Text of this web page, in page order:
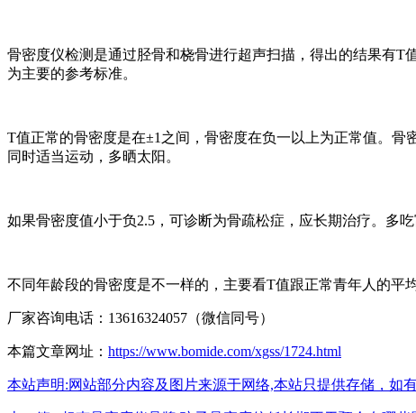
骨密度仪检测是通过胫骨和桡骨进行超声扫描，得出的结果有T
为主要的参考标准。
T值正常的骨密度是在±1之间，骨密度在负一以上为正常值。
同时适当运动，多晒太阳。
如果骨密度值小于负2.5，可诊断为骨疏松症，应长期治疗。多
不同年龄段的骨密度是不一样的，主要看T值跟正常青年人的平
厂家咨询电话：13616324057（微信同号）
本篇文章网址： https://www.bomide.com/xgss/1724.html
本站声明:网站部分内容及图片来源于网络,本站只提供存储，如